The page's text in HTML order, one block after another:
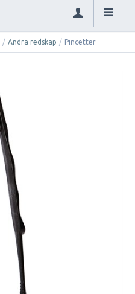
/ Andra redskap / Pincetter